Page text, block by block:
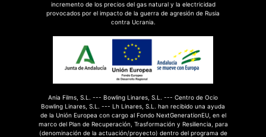
incremento de los precios del gas natural y la electricidad
provocados por el impacto de la guerra de agresión de Rusia
contra Ucrania.
Ania Films, S.L. --- Bowling Linares, S.L. --- Centro de Ocio
Bowling Linares, S.L. --- Lh Linares, S.L. han recibido una ayuda
de la Unión Europea con cargo al Fondo NextGenerationEU, en el
marco del Plan de Recuperación, Trasformación y Resiliencia, para
(denominación de la actuación/proyecto) dentro del programa de